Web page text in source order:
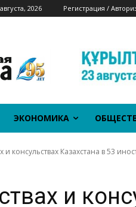
2026 Регистрация /
ЭКОНОМИКА
и консульствах Казахстана в 53
и